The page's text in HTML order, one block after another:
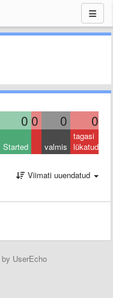
0 0 0 0
Started valmis
tagasi
lükatud
Viimati uuendatud
by UserEcho